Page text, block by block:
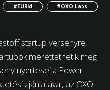
#EURid
#OXO Labs
startup versenyre,
mérettethetik meg
nyertesei a Power
ajánlatával, az OXO